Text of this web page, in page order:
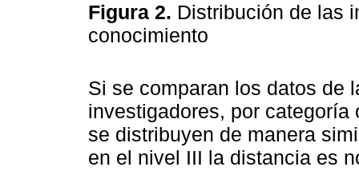
Figura 2. Distribución de las
conocimiento
Si se comparan los datos de
investigadores, por
se distribuyen de manera
en el nivel III la distancia es